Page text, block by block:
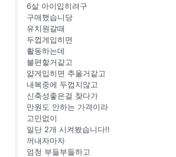
6살 아이입히려구
구매했습니당
유치원갈때
두껍게입히면
활동하는데
불편할거같고
얇게입히면 추울거같고
내복중에 두껍지않고
신축성좋은걸 찾다가
만원도 안하는 가격이라
고민없이
일단 2개 시켜봤습니다!!
꺼내자마자
엄청 부들부들하고